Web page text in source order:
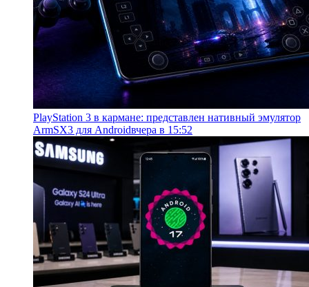
PlayStation 3 в кармане: представлен нативный эмулятор
ArmSX3 для Androidвчера в 15:52